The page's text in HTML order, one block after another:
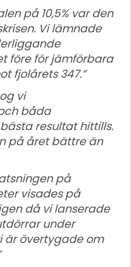
på 10,5% var den
Vi lämnade
före för jämförbara
fjolårets 347.”
vi
båda
resultat hittills.
på året bättre än
på
visades på
då vi lanserade
under
är övertygade om